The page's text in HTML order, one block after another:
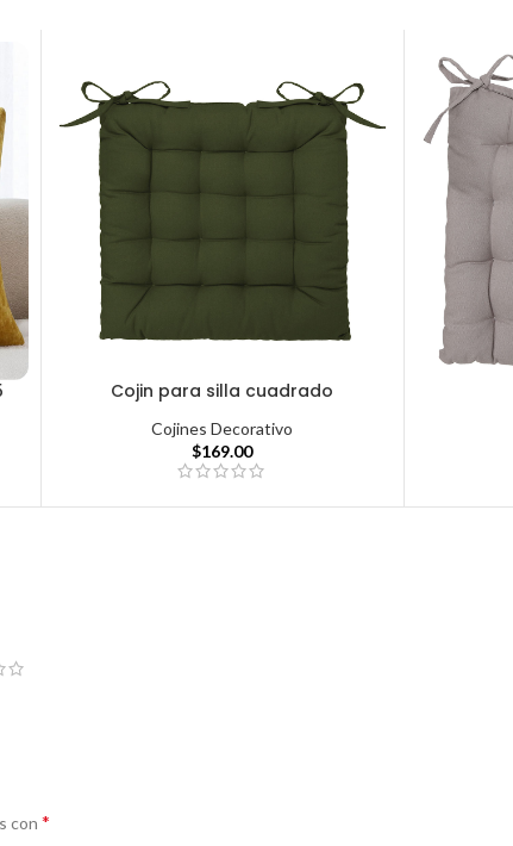
Cojin para silla cuadrado
Cojines Decorativo
$169.00
con *